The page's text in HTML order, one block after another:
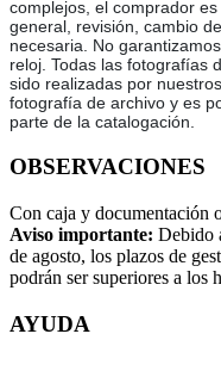
complejos, el comprador
general, revisión, cambio
necesaria. No
reloj. Todas las fotografías
sido realizadas por
fotografía de archivo y es
parte de la catalogación.
OBSERVACIONES
Con caja y documentación
Aviso importante: Debido
de agosto, los plazos de
podrán ser superiores a los
AYUDA